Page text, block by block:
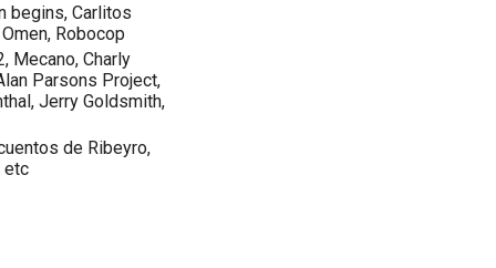
begins, Carlitos
Robocop
Mecano, Charly
Parsons Project,
Jerry Goldsmith,
de Ribeyro,
etc